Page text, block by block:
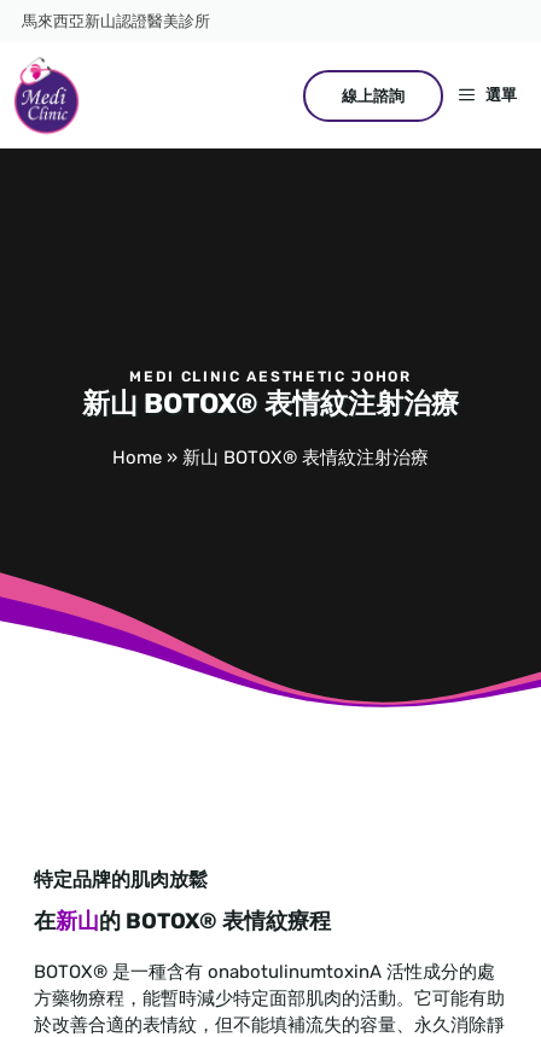
要
內
容
馬來西亞新山認證醫美診所
選單
線上諮詢
MEDI CLINIC AESTHETIC JOHOR
新山 BOTOX® 表情紋注射治療
Home » 新山 BOTOX® 表情紋注射治療
特定品牌的肌肉放鬆
在新山的 BOTOX® 表情紋療程
BOTOX® 是一種含有 onabotulinumtoxinA 活性成分的處
方藥物療程，能暫時減少特定面部肌肉的活動。它可能有助
於改善合適的表情紋，但不能填補流失的容量、永久消除靜